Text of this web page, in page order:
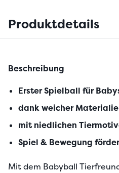
Produktdetails
Beschreibung
Erster Spielball für
dank weicher
mit niedlichen
Spiel & Bewegung
Mit dem Babyball